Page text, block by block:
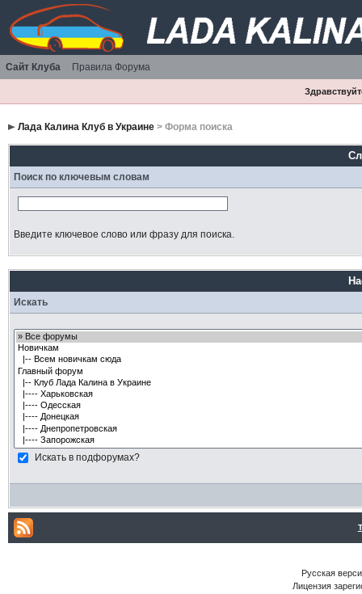
Сайт Клуба Правила Форума
Лада Калина Клуб в Украине> Форма поиска
Поиск по ключевым словам
Введите ключевое слово или фразу для поиска.
Искать
Искать в подфорумах?
Русская
Лицензия